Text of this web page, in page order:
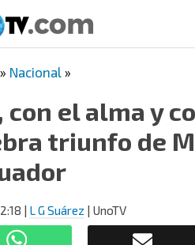
» Nacional »
con el alma y
triunfo de
| L G Suárez | UnoTV